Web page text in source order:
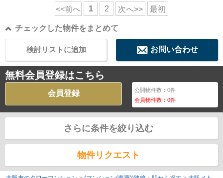
<<前へ 1 2 次へ>> 最初
チェックした物件をまとめて
お問い合わせ
検討リストに追加
無料会員登録はこちら
会員登録 公開物件数：0件
会員物件数：0件
さらに条件を絞り込む
物件リクエスト